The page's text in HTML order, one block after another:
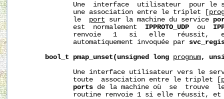
Une  interface  utilisateur  pour le
              une association entre le triplet [
              le
port sur la machine du service
              est  normalement
IPPROTO_UDP
  ou
renvoie   1   si   elle   réussit,
              automatiquement invoquée par
bool_t
pmap_unset(unsigned long prognum,
Une interface utilisateur vers le
              toute  association entre le triplet [
ports de la machine où  se  trouve
routine renvoie 1 si elle réussit, et